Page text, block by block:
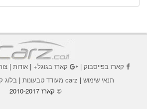
קארז בפייסבוק| קארז בגוגל+|אודות |
תנאי שימוש | carz מעודד טבעונות | בלוג
© קארז 2010-2017